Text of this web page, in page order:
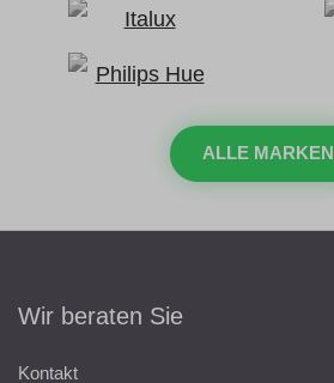
ALLE MARKEN
Wir beraten Sie
Kontakt